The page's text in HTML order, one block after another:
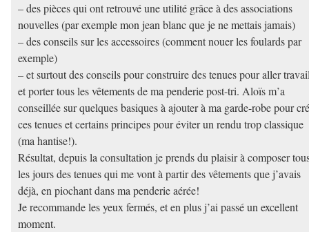
– des pièces qui ont retrouvé une utilité grâce à des associations
nouvelles (par exemple mon jean blanc que je ne mettais jamais)
– des conseils sur les accessoires (comment nouer les foulards par
exemple)
– et surtout des conseils pour construire des tenues pour aller
et porter tous les vêtements de ma penderie post-tri. Aloïs m’a
conseillée sur quelques basiques à ajouter à ma garde-robe pour
ces tenues et certains principes pour éviter un rendu trop classique
(ma hantise!).
Résultat, depuis la consultation je prends du plaisir à composer
les jours des tenues qui me vont à partir des vêtements que j’avais
déjà, en piochant dans ma penderie aérée!
Je recommande les yeux fermés, et en plus j’ai passé un excellent
moment.